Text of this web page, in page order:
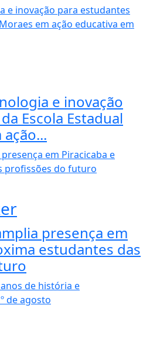
e inovação
Escola Estadual
presença em
estudantes das